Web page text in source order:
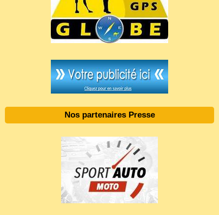
Nos partenaires Presse